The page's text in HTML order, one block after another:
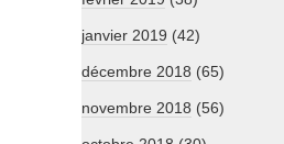
janvier 2019 (42)
décembre 2018 (65)
novembre 2018 (56)